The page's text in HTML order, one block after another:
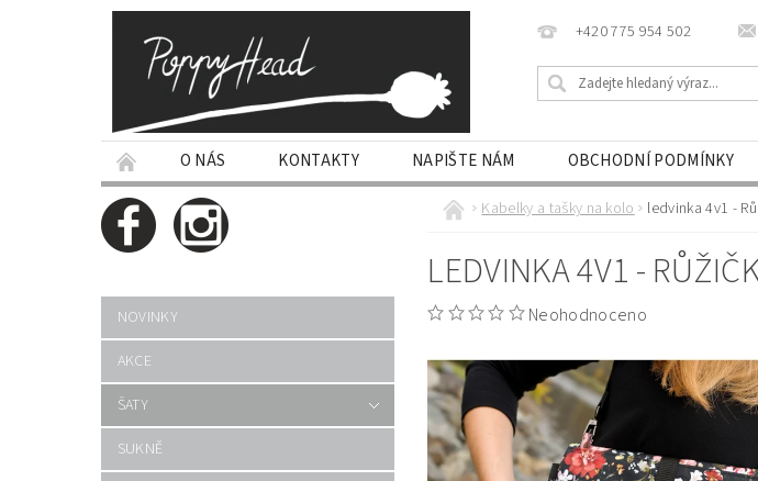
+420 775 954 502
O NÁS KONTAKTY NAPIŠTE NÁM OBCHODNÍ PODMÍNKY
NOVINKY
AKCE
ŠATY
SUKNĚ
Kabelky a tašky na kolo ledvinka 4v1 -
LEDVINKA 4V1 -
Neohodnoceno